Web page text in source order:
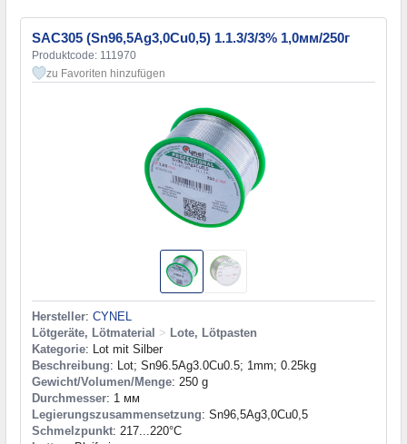
SAC305 (Sn96,5Ag3,0Cu0,5) 1.1.3/3/3% 1,0мм/250г
Produktcode: 111970
zu Favoriten hinzufügen
Hersteller: CYNEL
Lötgeräte, Lötmaterial > Lote, Lötpasten
Kategorie: Lot mit Silber
Beschreibung: Lot; Sn96.5Ag3.0Cu0.5; 1mm; 0.25kg
Gewicht/Volumen/Menge: 250 g
Durchmesser: 1 мм
Legierungszusammensetzung: Sn96,5Ag3,0Cu0,5
Schmelzpunkt: 217...220°С